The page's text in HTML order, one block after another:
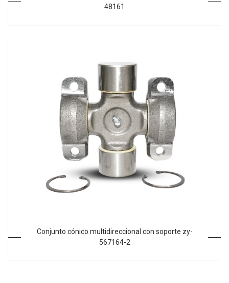
48161
Conjunto cónico multidireccional con soporte zy-
567164-2